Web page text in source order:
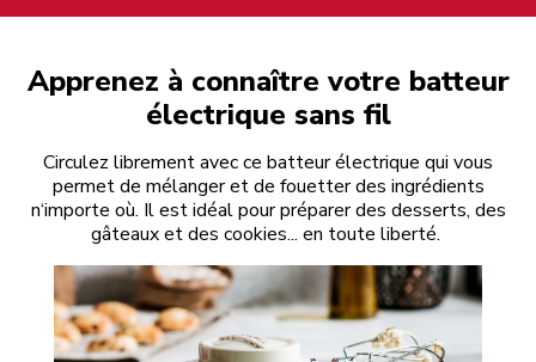
Apprenez à connaître votre batteur
électrique sans fil
Circulez librement avec ce batteur électrique qui vous
permet de mélanger et de fouetter des ingrédients
n‘importe où. Il est idéal pour préparer des desserts, des
gâteaux et des cookies... en toute liberté.